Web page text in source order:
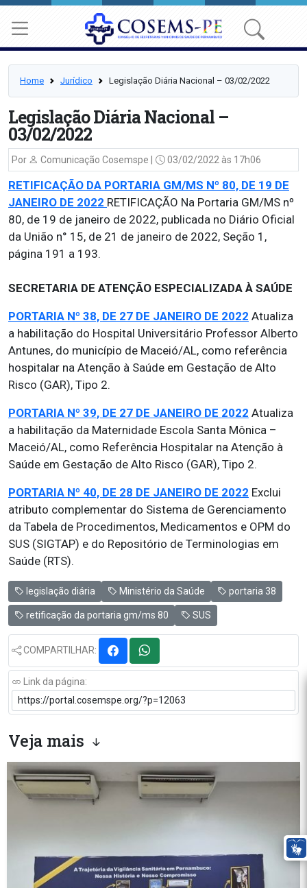
Home Jurídico Legislação Diária Nacional – 03/02/2022
Legislação Diária Nacional –
03/02/2022
Por Comunicação Cosemspe | 03/02/2022 às 17h06
RETIFICAÇÃO DA PORTARIA GM/MS Nº 80, DE 19 DE
JANEIRO DE 2022 RETIFICAÇÃO Na Portaria GM/MS nº
80, de 19 de janeiro de 2022, publicada no Diário Oficial
da União n° 15, de 21 de janeiro de 2022, Seção 1,
página 191 a 193.
SECRETARIA DE ATENÇÃO ESPECIALIZADA À SAÚDE
PORTARIA Nº 38, DE 27 DE JANEIRO DE 2022 Atualiza
a habilitação do Hospital Universitário Professor Alberto
Antunes, do município de Maceió/AL, como referência
hospitalar na Atenção à Saúde em Gestação de Alto
Risco (GAR), Tipo 2.
PORTARIA Nº 39, DE 27 DE JANEIRO DE 2022 Atualiza
a habilitação da Maternidade Escola Santa Mônica –
Maceió/AL, como Referência Hospitalar na Atenção à
Saúde em Gestação de Alto Risco (GAR), Tipo 2.
PORTARIA Nº 40, DE 28 DE JANEIRO DE 2022 Exclui
atributo complementar do Sistema de Gerenciamento
da Tabela de Procedimentos, Medicamentos e OPM do
SUS (SIGTAP) e do Repositório de Terminologias em
Saúde (RTS).
legislação diária Ministério da Saúde portaria 38
retificação da portaria gm/ms 80 SUS
COMPARTILHAR:
Link da página:
Veja mais